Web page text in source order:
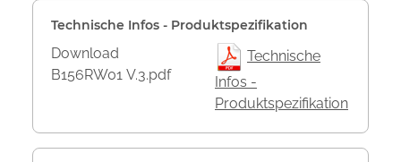
Technische Infos - Produktspezifikation
Download
B156RW01 V.3.pdf
Technische
Infos -
Produktspezifikation